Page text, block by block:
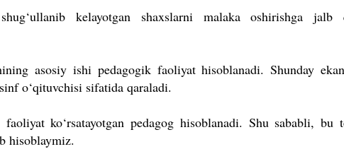
kelayotgan shaxslarni malaka oshirishga jalb
asosiy ishi pedagogik faoliyat hisoblanadi. Shunday
o‘qituvchisi sifatida qaraladi.
ko‘rsatayotgan pedagog hisoblanadi. Shu sababli, bu
hisoblaymiz.